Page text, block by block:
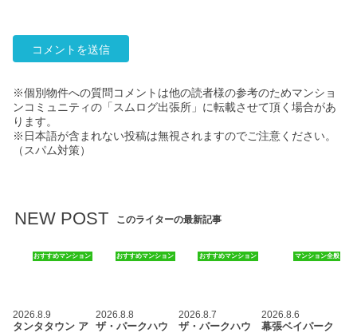
※個別物件への質問コメントは他の読者様の参考のためマンショ
ンコミュニティの「スムログ出張所」に転載させて頂く場合があ
ります。
※日本語が含まれない投稿は無視されますのでご注意ください。
（スパム対策）
NEW POST このライターの最新記事
おすすめマンション
2026.8.9
タンタタウン ア
おすすめマンション
2026.8.8
ザ・パークハウ
おすすめマンション
2026.8.7
ザ・パークハウ
マンション全般
2026.8.6
幕張ベイパーク